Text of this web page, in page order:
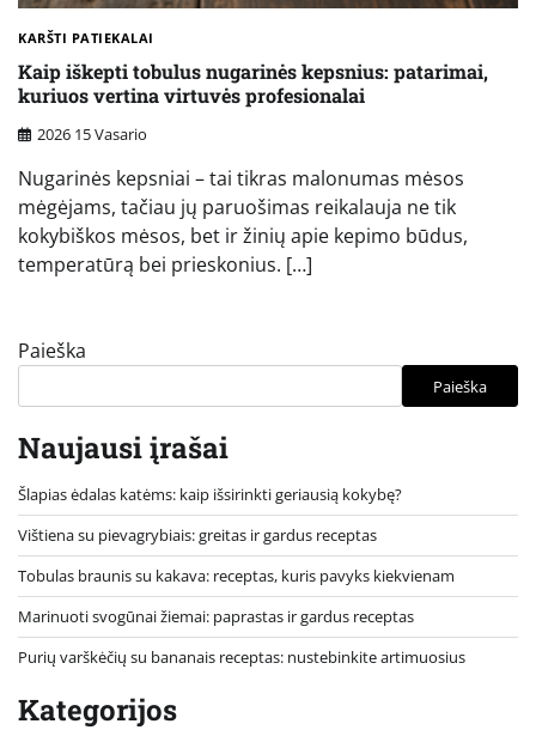
KARŠTI PATIEKALAI
Kaip iškepti tobulus nugarinės kepsnius: patarimai,
kuriuos vertina virtuvės profesionalai
2026 15 Vasario
Nugarinės kepsniai – tai tikras malonumas mėsos
mėgėjams, tačiau jų paruošimas reikalauja ne tik
kokybiškos mėsos, bet ir žinių apie kepimo būdus,
temperatūrą bei prieskonius. […]
Paieška
Paieška
Naujausi įrašai
Šlapias ėdalas katėms: kaip išsirinkti geriausią kokybę?
Vištiena su pievagrybiais: greitas ir gardus receptas
Tobulas braunis su kakava: receptas, kuris pavyks kiekvienam
Marinuoti svogūnai žiemai: paprastas ir gardus receptas
Purių varškėčių su bananais receptas: nustebinkite artimuosius
Kategorijos